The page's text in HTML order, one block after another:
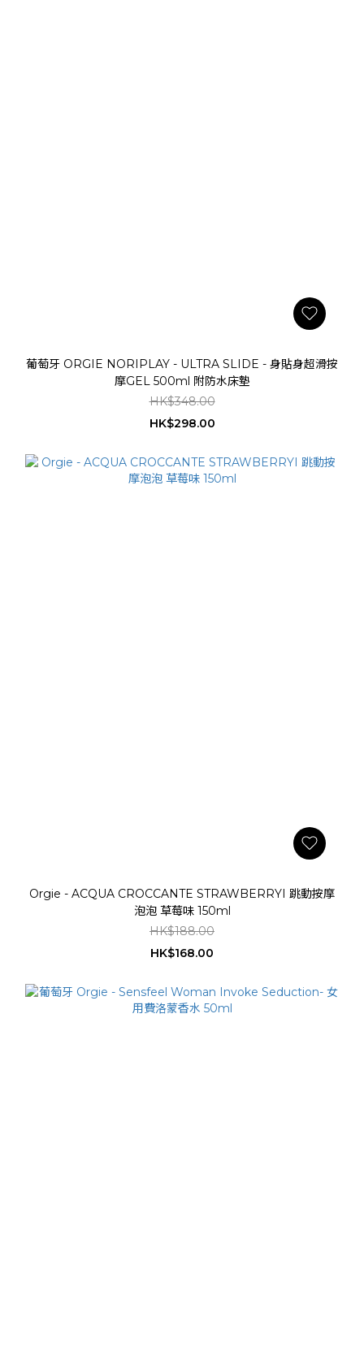
葡萄牙 ORGIE NORIPLAY - ULTRA SLIDE - 身貼身超滑按
摩GEL 500ml 附防水床墊
HK$348.00
HK$298.00
Orgie - ACQUA CROCCANTE STRAWBERRYI 跳動按摩
泡泡 草莓味 150ml
HK$188.00
HK$168.00